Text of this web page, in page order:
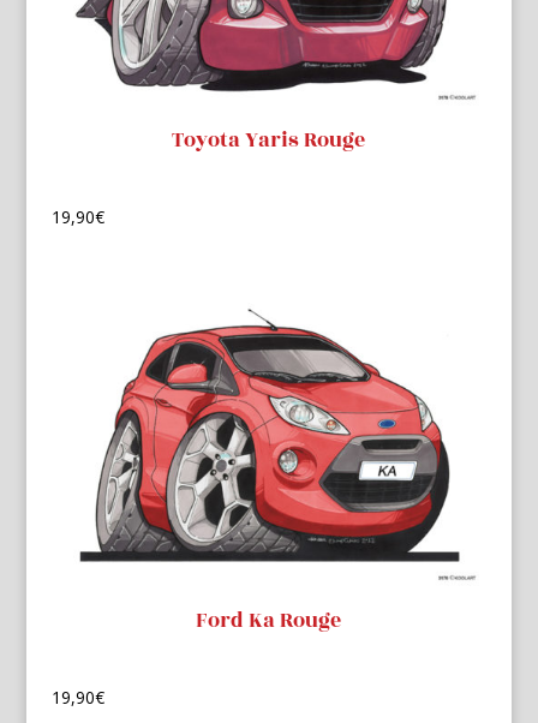
Toyota Yaris Rouge
19,90€
Ford Ka Rouge
19,90€